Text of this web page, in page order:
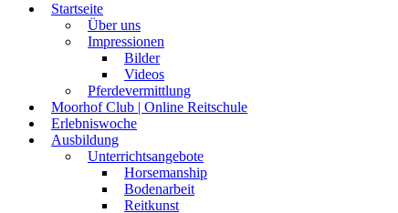
Startseite
Über uns
Impressionen
Bilder
Videos
Pferdevermittlung
Moorhof Club | Online Reitschule
Erlebniswoche
Ausbildung
Unterrichtsangebote
Horsemanship
Bodenarbeit
Reitkunst